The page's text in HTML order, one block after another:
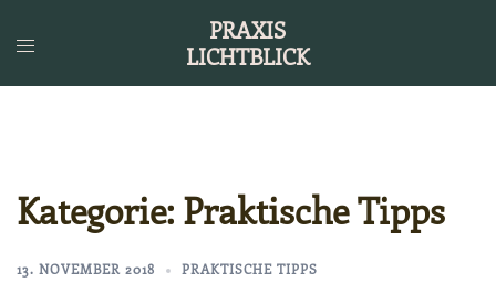
Inhalt
PRAXIS
LICHTBLICK
Kategorie: Praktische Tipps
13. NOVEMBER 2018 PRAKTISCHE TIPPS